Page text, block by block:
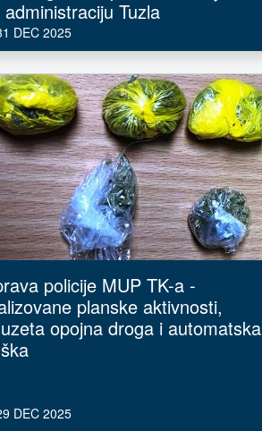
administraciju Tuzla
DEC 2025
policije MUP TK-a -
planske aktivnosti,
opojna droga i automatska
DEC 2025